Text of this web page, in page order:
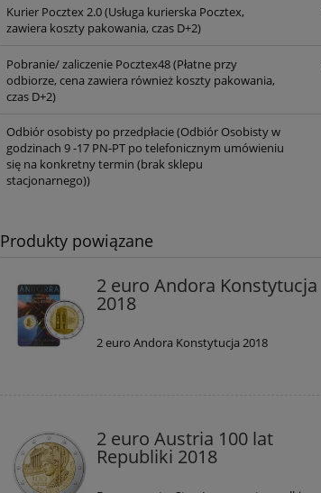
Kurier Pocztex 2.0(Usługa kurierska Pocztex,
zawiera koszty pakowania, czas D+2)
Pobranie/ zaliczenie Pocztex48(Płatne przy
odbiorze, cena zawiera również koszty pakowania,
czas D+2)
Odbiór osobisty po przedpłacie(Odbiór Osobisty w
godzinach 9 -17 PN-PT po telefonicznym umówieniu
się na konkretny termin (brak sklepu
stacjonarnego))
Produkty powiązane
2 euro Andora Konstytucja
2018
2 euro Andora Konstytucja 2018
2 euro Austria 100 lat
Republiki 2018